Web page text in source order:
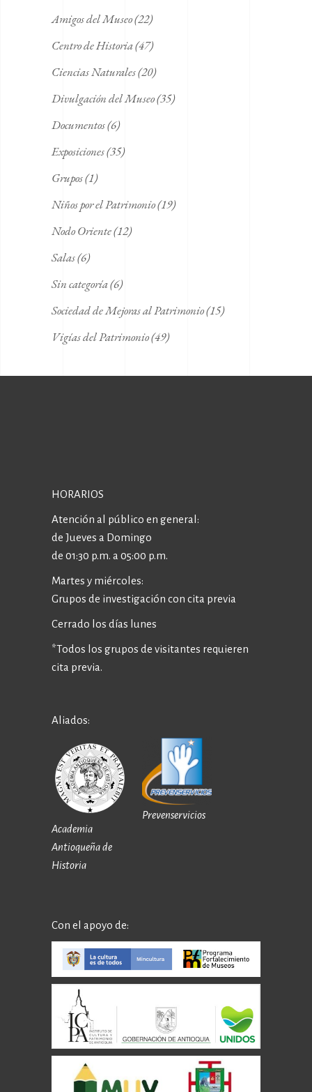
Amigos del Museo(22)
Centro de Historia(47)
Ciencias Naturales(20)
Divulgación del Museo(35)
Documentos(6)
Exposiciones(35)
Grupos(1)
Niños por el Patrimonio(19)
Nodo Oriente(12)
Salas(6)
Sin categoría(6)
Sociedad de Mejoras al Patrimonio(15)
Vigías del Patrimonio(49)
HORARIOS
Atención al público en general:
de Jueves a Domingo
de 01:30 p.m. a 05:00 p.m.
Martes y miércoles:
Grupos de investigación con cita previa
Cerrado los días lunes
*Todos los grupos de visitantes requieren
cita previa.
Aliados:
Academia
Antioqueña de
Historia
Prevenservicios
Con el apoyo de: